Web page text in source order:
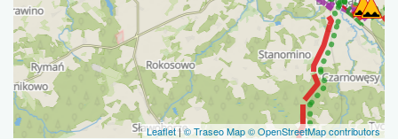
Leaflet|© Traseo Map© OpenStreetMap contributors